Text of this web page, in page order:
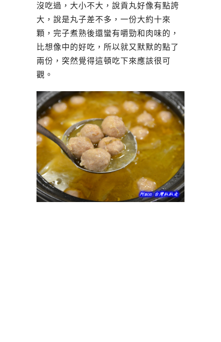
沒吃過，大小不大，說貢丸好像有點誇
大，說是丸子差不多，一份大約十來
顆，完子煮熟後還蠻有嚼勁和肉味的，
比想像中的好吃，所以就又默默的點了
兩份，突然覺得這頓吃下來應該很可
觀。